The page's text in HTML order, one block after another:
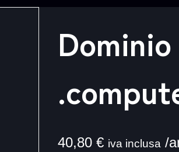
Dominio
40,80 € iva inclusa /